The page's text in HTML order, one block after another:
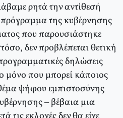
ρητά την αντίθεσή
της κυβέρνησης
που παρουσιάστηκε
δεν προβλέπεται θετική
δηλώσεις
μόνο που μπορεί κάποιος
ψήφου εμπιστοσύνης
– βέβαια μια